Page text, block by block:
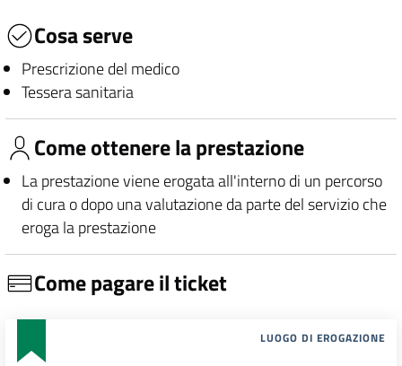
Cosa serve
Prescrizione del medico
Tessera sanitaria
Come ottenere la prestazione
La prestazione viene erogata all'interno di un percorso
di cura o dopo una valutazione da parte del servizio che
eroga la prestazione
Come pagare il ticket
LUOGO DI EROGAZIONE